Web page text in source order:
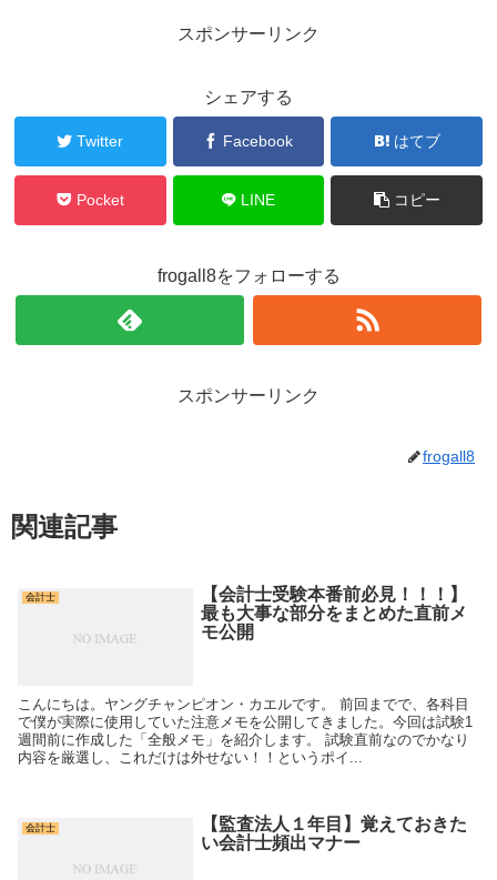
スポンサーリンク
シェアする
Twitter Facebook はてブ
Pocket LINE コピー
frogall8をフォローする
スポンサーリンク
frogall8
関連記事
会計士
【会計士受験本番前必見！！！】
最も大事な部分をまとめた直前メ
モ公開
こんにちは。ヤングチャンピオン・カエルです。 前回までで、各科目
で僕が実際に使用していた注意メモを公開してきました。今回は試験1
週間前に作成した「全般メモ」を紹介します。 試験直前なのでかなり
内容を厳選し、これだけは外せない！！というポイ...
会計士
【監査法人１年目】覚えておきた
い会計士頻出マナー